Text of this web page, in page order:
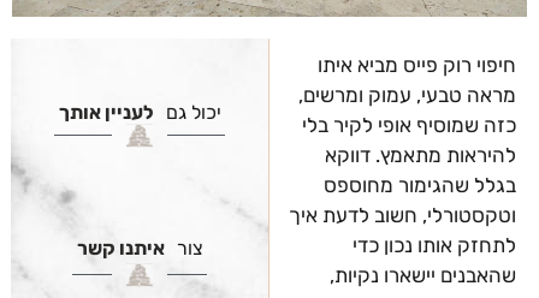
חיפוי רוק פייס מביא איתו
מראה טבעי, עמוק ומרשים,
כזה שמוסיף אופי לקיר בלי
להיראות מתאמץ. דווקא
בגלל שהגימור מחוספס
וטקסטורלי, חשוב לדעת איך
לתחזק אותו נכון כדי
שהאבנים יישארו נקיות,
יכול גם לעניין אותך
צור איתנו קשר